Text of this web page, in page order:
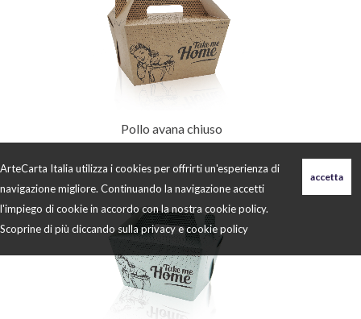
ArteCarta Italia utilizza i cookies per offrirti un'esperienza di
navigazione migliore. Continuando la navigazione accetti
l'impiego di cookie in accordo con la nostra cookie policy.
Scoprine di più cliccando sullaprivacy e cookie policy
Pollo avana chiuso